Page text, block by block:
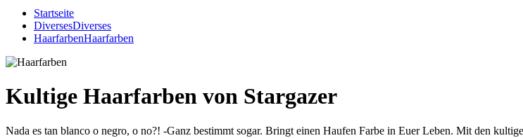
Startseite
DiversesDiverses
HaarfarbenHaarfarben
Kultige Haarfarben von Stargazer
Nada es tan blanco o negro, o no?! -Ganz bestimmt sogar. Bringt einen Haufen Farbe in Euer Leben. Mit den